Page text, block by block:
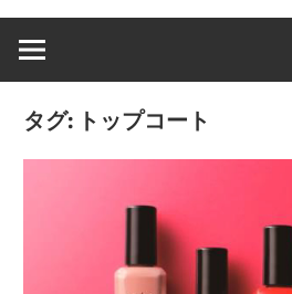
ツ
ス
タグ: トップコート